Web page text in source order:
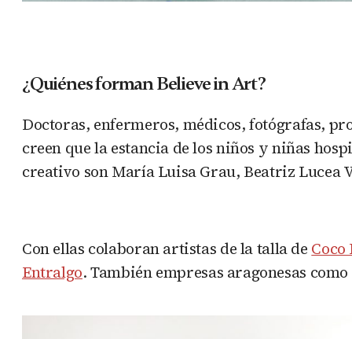
¿Quiénes forman Believe in Art?
Doctoras, enfermeros, médicos, fotógrafas,
creen que la estancia de los niños y niñas
creativo son María Luisa Grau, Beatriz Lucea
Con ellas colaboran artistas de la talla de Coco
Entralgo. También empresas aragonesas